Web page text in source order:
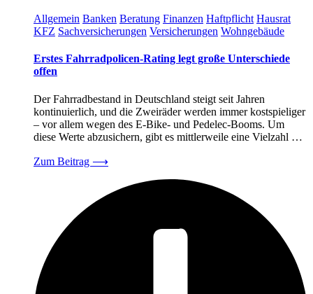
Allgemein Banken Beratung Finanzen Haftpflicht Hausrat
KFZ Sachversicherungen Versicherungen Wohngebäude
Erstes Fahrradpolicen-Rating legt große Unterschiede
offen
Der Fahrradbestand in Deutschland steigt seit Jahren
kontinuierlich, und die Zweiräder werden immer kostspieliger
– vor allem wegen des E-Bike- und Pedelec-Booms. Um
diese Werte abzusichern, gibt es mittlerweile eine Vielzahl …
Zum Beitrag ⟶